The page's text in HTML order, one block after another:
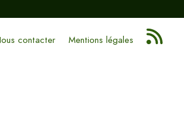
contacter Mentions légales